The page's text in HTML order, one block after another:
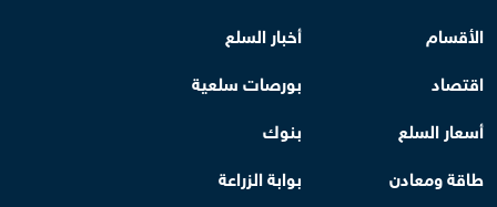
الأقسام
أخبار السلع
اقتصاد
بورصات سلعية
أسعار السلع
بنوك
طاقة ومعادن
بوابة الزراعة